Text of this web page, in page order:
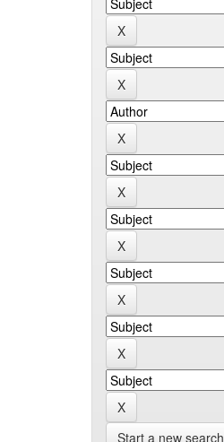
Start a new search